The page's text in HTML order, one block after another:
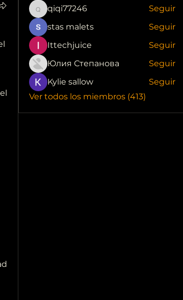
qiqi77246
qiqi77246
Seguir
stas malets
Seguir
Ittechjuice
Seguir
Юлия Степанова
Seguir
Kylie sallow
Seguir
Ver todos los miembros (413)